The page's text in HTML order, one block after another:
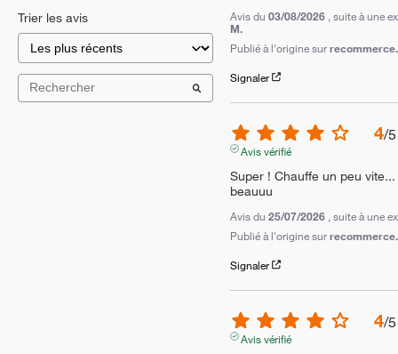
Trier les avis Avis du 03/08/2026 , suite à une
M.
Publié à l'origine sur
Signaler
4/5
Avis vérifié
Super ! Chauffe un peu
beauuu
Avis du 25/07/2026 , suite à une
Publié à l'origine sur
Signaler
4/5
Avis vérifié